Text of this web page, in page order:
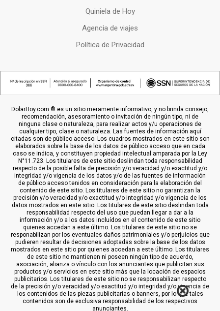
Quiniela de Hoy
Agencia de viajes
Política de Privacidad
DolarHoy.com ® es un sitio meramente informativo, y no brinda consejo,
recomendación, asesoramiento o invitación de ningún tipo, ni de
ninguna clase o naturaleza, para realizar actos y/u operaciones de
cualquier tipo, clase o naturaleza. Las fuentes de información aquí
citadas son de público acceso. Los cuadros mostrados en este sitio son
elaborados sobre la base de los datos de público acceso que en cada
caso se indica, y constituyen propiedad intelectual amparada por la Ley
N°11.723. Los titulares de este sitio deslindan toda responsabilidad
respecto de la posible falta de precisión y/o veracidad y/o exactitud y/o
integridad y/o vigencia de los datos y/o de las fuentes de información
de público acceso tenidos en consideración para la elaboración del
contenido de este sitio. Los titulares de este sitio no garantizan la
precisión y/o veracidad y/o exactitud y/o integridad y/o vigencia de los
datos mostrados en este sitio. Los titulares de este sitio deslindan toda
responsabilidad respecto del uso que puedan llegar a dar a la
información y/o a los datos incluídos en el contenido de este sitio
quienes accedan a este último. Los titulares de este sitio no se
responabilizan por los eventuales daños patrimoniales y/o perjuicios que
pudieren resultar de decisiones adoptadas sobre la base de los datos
mostrados en este sitio por quienes accedan a este último. Los titulares
de este sitio no mantienen ni poseen ningún tipo de acuerdo,
asociación, alianza o vínculo con los anunciantes que publicitan sus
productos y/o servicios en este sitio más que la locación de espacios
publicitarios. Los titulares de este sitio no se responsabilizan respecto
de la precisión y/o veracidad y/o exactitud y/o integridad y/o vigencia de
los contenidos de las piezas publicitarias o banners, por lo que tales
contenidos son de exclusiva responsabilidad de los respectivos
anunciantes.